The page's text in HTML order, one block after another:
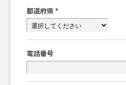
都道府県 *
電話番号